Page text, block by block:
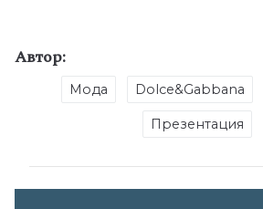
Автор:
Мода Dolce&Gabbana
Презентация